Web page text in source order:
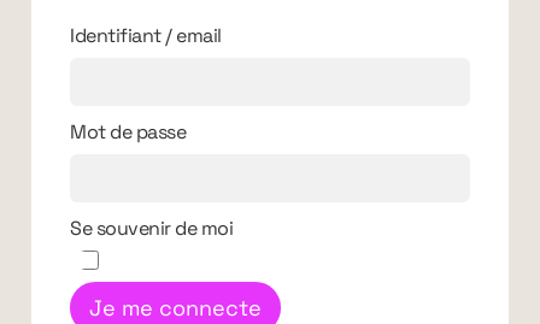
Identifiant / email
Mot de passe
Se souvenir de moi
Je me connecte